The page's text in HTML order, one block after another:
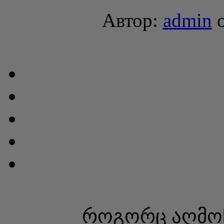
Автор: admin
როგორც